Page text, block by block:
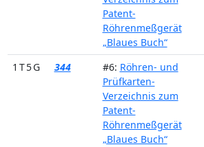
Patent-
Röhrenmeßgerät
„Blaues Buch“
1 T 5 G 344 #6: Röhren- und
Prüfkarten-
Verzeichnis zum
Patent-
Röhrenmeßgerät
„Blaues Buch“